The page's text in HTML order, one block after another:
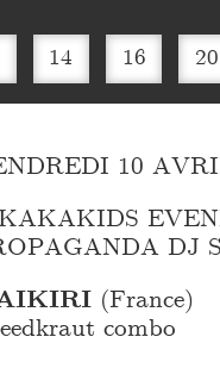
14 16 20
10
DJ
(France)
combo